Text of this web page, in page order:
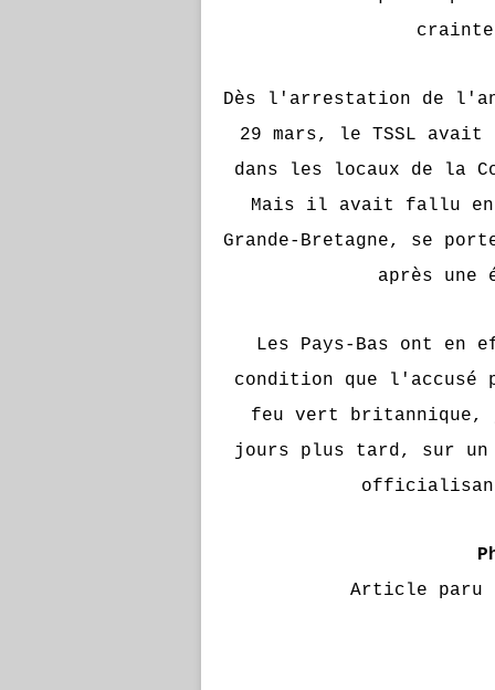
Dès l'arrestation de
29 mars, le TSSL avait
dans les locaux de la
Mais il avait fallu
Grande-Bretagne, se
après une
Les Pays-Bas ont en
condition que l'accusé
feu vert britannique,
jours plus tard, sur un
Article paru